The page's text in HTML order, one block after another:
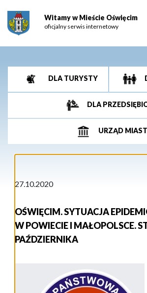
Witamy w Mieście Oświęcim
oficjalny serwis internetowy
DLA TURYSTY
DLA
URZĄD
27.10.2020
OŚWIĘCIM. SYTUACJA
W POWIECIE I MAŁOPOLSCE.
PAŹDZIERNIKA